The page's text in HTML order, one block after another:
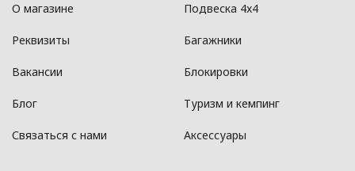
О магазине
Реквизиты
Вакансии
Блог
Связаться с нами
Подвеска 4x4
Багажники
Блокировки
Туризм и кемпинг
Аксессуары